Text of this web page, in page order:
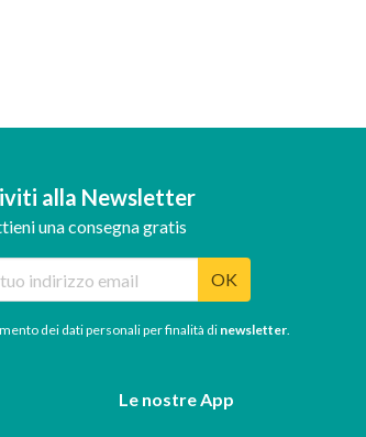
alla Newsletter
una consegna gratis
OK
dei dati personali per finalità dinewsletter.
Le nostre App